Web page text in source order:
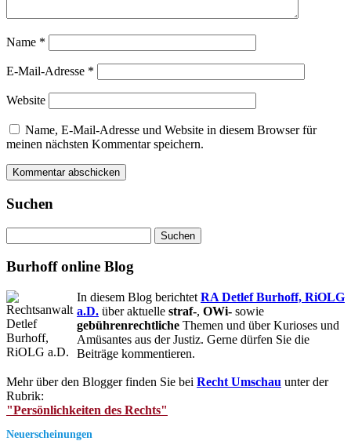
Name *
E-Mail-Adresse *
Website
Name, E-Mail-Adresse und Website in diesem Browser für
meinen nächsten Kommentar speichern.
Suchen
nach:
Burhoff online Blog
In diesem Blog berichtet RA Detlef Burhoff, RiOLG
a.D. über aktuelle straf-, OWi- sowie
gebührenrechtliche Themen und über Kurioses und
Amüsantes aus der Justiz. Gerne dürfen Sie die
Beiträge kommentieren.
Mehr über den Blogger finden Sie bei Recht Umschau unter der
Rubrik:
"Persönlichkeiten des Rechts"
Neuerscheinungen